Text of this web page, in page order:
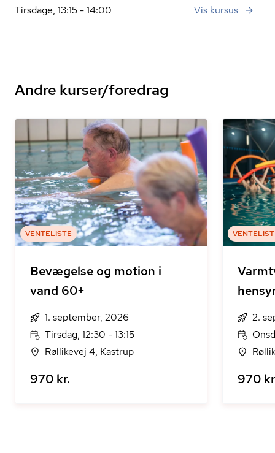
Tirsdage, 13:15 - 14:00 Vis kursus
Andre kurser/foredrag
VENTELISTE
Bevægelse og motion i
vand 60+
1. september, 2026
Tirsdag, 12:30 - 13:15
Røllikevej 4, Kastrup
970 kr.
2.
970